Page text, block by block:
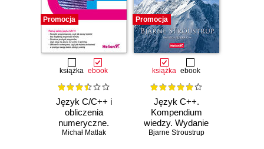
Promocja
książka ebook
Język C/C++ i
obliczenia
numeryczne.
Krótkie
Michał Matlak
Promocja
książka ebook
Język C++.
Kompendium
wiedzy. Wydanie
IV
Bjarne Stroustrup